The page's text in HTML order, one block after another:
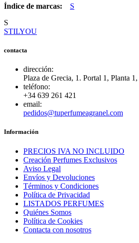
Índice de marcas:
S
S
STILYOU
contacta
dirección:
Plaza de Grecia, 1. Portal 1, Planta
teléfono:
+34 639 261 421
email:
pedidos@tuperfumeagranel.com
Información
PRECIOS IVA NO INCLUIDO
Creación Perfumes Exclusivos
Aviso Legal
Envíos y Devoluciones
Términos y Condiciones
Política de Privacidad
LISTADOS PERFUMES
Quiénes Somos
Política de Cookies
Contacta con nosotros